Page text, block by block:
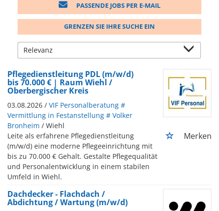
PASSENDE JOBS PER E-MAIL
GRENZEN SIE IHRE SUCHE EIN
Pflegedienstleitung PDL (m/w/d)
bis 70.000 € | Raum Wiehl /
Oberbergischer Kreis
03.08.2026 / VIF Personalberatung #
Vermittlung in Festanstellung # Volker
Bronheim / Wiehl
Leite als erfahrene Pflegedienstleitung
(m/w/d) eine moderne Pflegeeinrichtung mit
bis zu 70.000 € Gehalt. Gestalte Pflegequalität
und Personalentwicklung in einem stabilen
Umfeld in Wiehl.
Merken
Dachdecker - Flachdach /
Abdichtung / Wartung (m/w/d)